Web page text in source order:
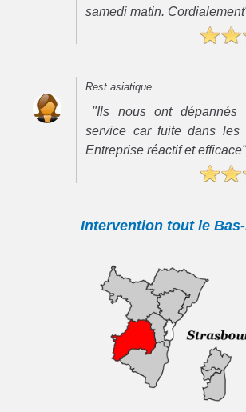
samedi matin.
Rest asiatique
"Ils nous ont dépannés
service car fuite dans les
Entreprise réactif et
Intervention tout le